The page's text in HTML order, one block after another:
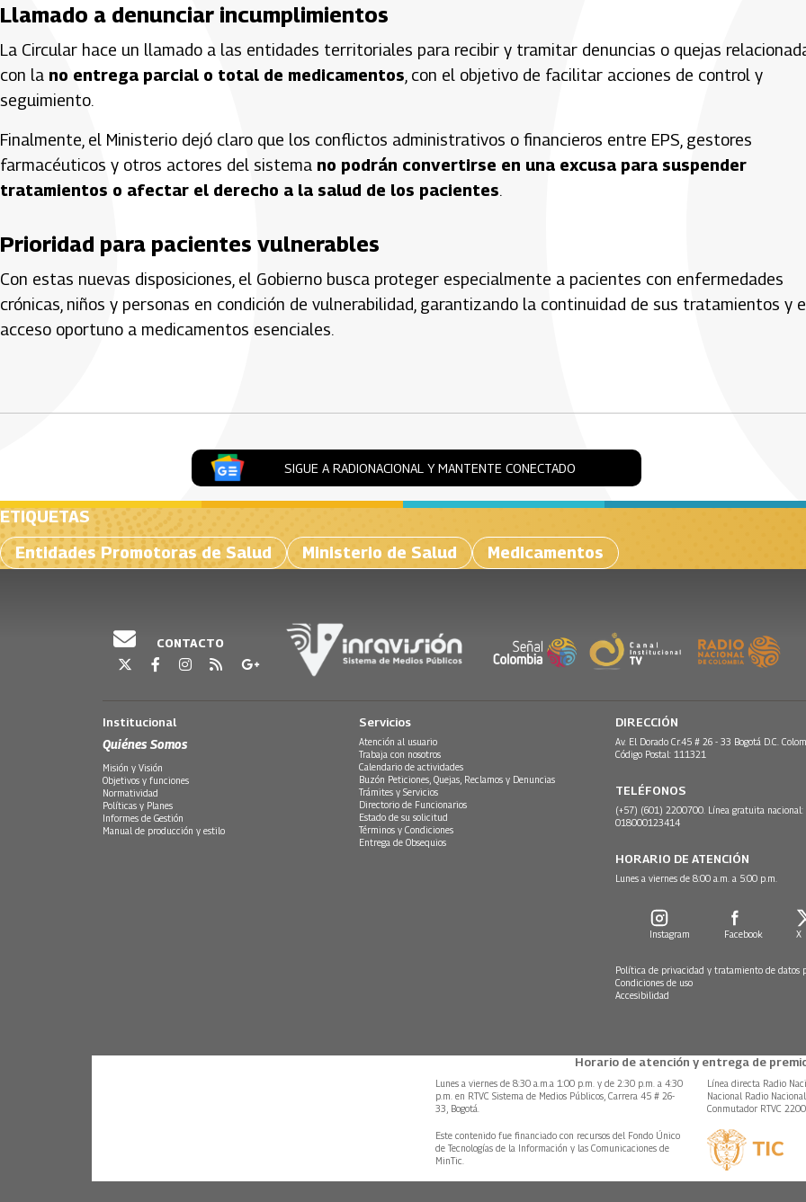
Llamado a denunciar incumplimientos
La Circular hace un llamado a las entidades territoriales para recibir y tramitar denuncias o quejas
con la no entrega parcial o total de medicamentos , con el objetivo de facilitar acciones de control y
seguimiento.
Finalmente, el Ministerio dejó claro que los conflictos administrativos o financieros entre EPS, gestores
farmacéuticos y otros actores del sistema no podrán convertirse en una excusa para suspender
tratamientos o afectar el derecho a la salud de los pacientes.
Prioridad para pacientes vulnerables
Con estas nuevas disposiciones, el Gobierno busca proteger especialmente a pacientes con enfermedades
crónicas, niños y personas en condición de vulnerabilidad, garantizando la continuidad de sus tratamientos y
acceso oportuno a medicamentos esenciales.
SIGUE A RADIONACIONAL Y MANTENTE CONECTADO
ETIQUETAS
Entidades Promotoras de Salud
Ministerio de Salud Medicamentos
CONTACTO
Institucional
Quiénes Somos
Misión y Visión
Objetivos y funciones
Normatividad
Políticas y Planes
Informes de Gestión
Manual de producción y estilo
Servicios
Atención al usuario
Trabaja con nosotros
Calendario de actividades
Buzón Peticiones, Quejas, Reclamos y Denuncias
Trámites y Servicios
Directorio de Funcionarios
Estado de su solicitud
Términos y Condiciones
Entrega de Obsequios
DIRECCIÓN
Av. El Dorado Cr.45 # 26 - 33 Bogotá D.C.
Código Postal: 111321
TELÉFONOS
(+57) (601) 2200700. Línea gratuita nacional:
018000123414
HORARIO DE ATENCIÓN
Lunes a viernes de 8:00 a.m. a 5:00 p.m.
Instagram Facebook X
Política de privacidad y tratamiento de datos
Condiciones de uso
Accesibilidad
Horario de atención y entrega de
Lunes a viernes de 8:30 a.m.a 1:00 p.m. y de 2:30 p.m. a 4:30
p.m. en RTVC Sistema de Medios Públicos, Carrera 45 # 26-
33, Bogotá.
Línea directa Radio
Nacional Radio
Conmutador RTVC
Este contenido fue financiado con recursos del Fondo Único
de Tecnologías de la Información y las Comunicaciones de
MinTic.